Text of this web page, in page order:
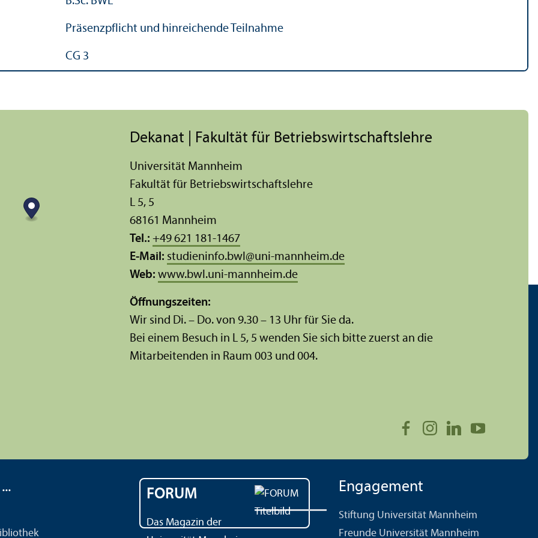
Präsenzpflicht und hinreichende Teilnahme
CG 3
Dekanat | Fakultät für Betriebs­wirtschafts­lehre
Universität Mannheim
Fakultät für Betriebs­wirtschafts­lehre
L 5, 5
68161 Mannheim
Tel.: +49 621 181-1467
E-Mail: studieninfo.bwl@uni-mannheim.de
Web: www.bwl.uni-mannheim.de
Öffnungs­zeiten:
Wir sind Di. – Do. von 9.30 – 13 Uhr für Sie da.
Bei einem Besuch in L 5, 5 wenden Sie sich bitte zuerst an die
Mitarbeitenden in Raum 003 und 004.
FORUM
Das Magazin der
Engagement
Stiftung Universität Mannheim
Freunde Universität Mannheim